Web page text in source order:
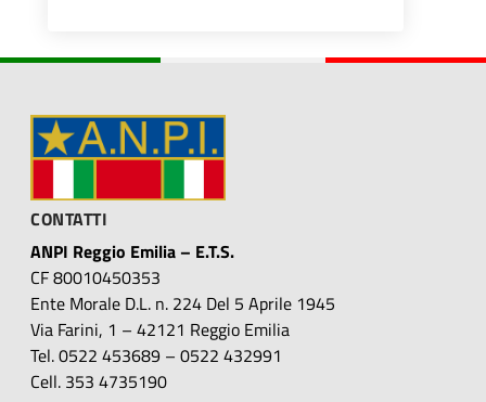
CONTATTI
ANPI Reggio Emilia – E.T.S.
CF 80010450353
Ente Morale D.L. n. 224 Del 5 Aprile 1945
Via Farini, 1 – 42121 Reggio Emilia
Tel. 0522 453689 – 0522 432991
Cell. 353 4735190